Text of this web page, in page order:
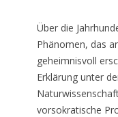
Über die
Phänomen, das
geheimnisvoll
Erklärung unter
vorsokratische